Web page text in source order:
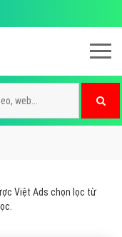
Việt Ads chọn lọc từ